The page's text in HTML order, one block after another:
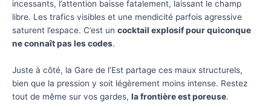
incessants, l’attention baisse fatalement, laissant le champ
libre. Les trafics visibles et une mendicité parfois agressive
saturent l’espace. C’est un cocktail explosif pour quiconque
ne connaît pas les codes.
Juste à côté, la Gare de l’Est partage ces maux structurels,
bien que la pression y soit légèrement moins intense. Restez
tout de même sur vos gardes, la frontière est poreuse.